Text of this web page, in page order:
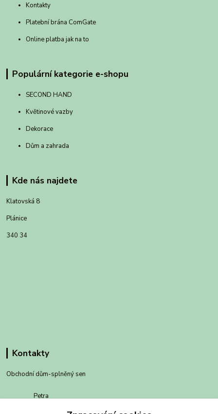
Kontakty
Platební brána ComGate
Online platba jak na to
Populární kategorie e-shopu
SECOND HAND
Květinové vazby
Dekorace
Dům a zahrada
Kde nás najdete
Klatovská 8
Plánice
340 34
Kontakty
Obchodní dům-splněný sen
Petra